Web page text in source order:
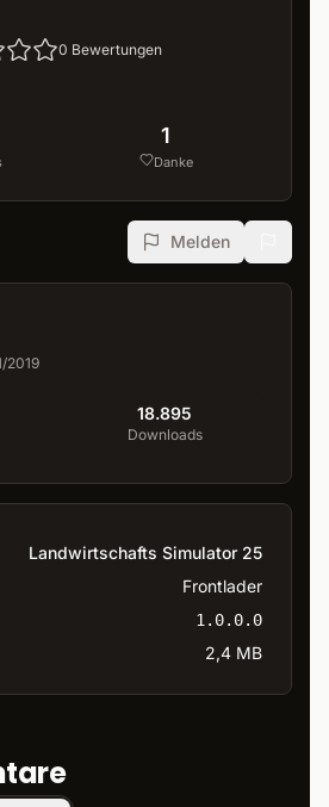
0 Bewertungen
1
Danke
Melden
2019
18.895
Downloads
Landwirtschafts Simulator 25
Frontlader
1.0.0.0
2,4 MB